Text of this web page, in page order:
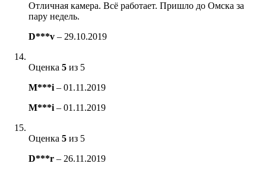
Отличная камера. Всё работает. Пришло до Омска за
пару недель.
D***v – 29.10.2019
Оценка 5 из 5
M***i – 01.11.2019
M***i – 01.11.2019
Оценка 5 из 5
D***r – 26.11.2019